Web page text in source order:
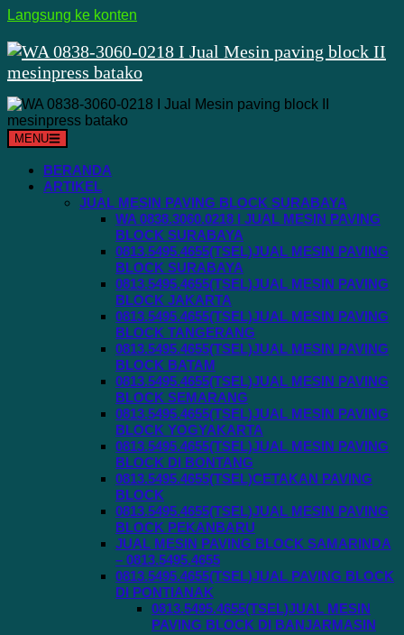
Langsung ke konten
MENU
BERANDA
ARTIKEL
JUAL MESIN PAVING BLOCK SURABAYA
WA 0838.3060.0218 I JUAL MESIN PAVING
BLOCK SURABAYA
0813.5495.4655(TSEL)JUAL MESIN PAVING
BLOCK SURABAYA
0813.5495.4655(TSEL)JUAL MESIN PAVING
BLOCK JAKARTA
0813.5495.4655(TSEL)JUAL MESIN PAVING
BLOCK TANGERANG
0813.5495.4655(TSEL)JUAL MESIN PAVING
BLOCK BATAM
0813.5495.4655(TSEL)JUAL MESIN PAVING
BLOCK SEMARANG
0813.5495.4655(TSEL)JUAL MESIN PAVING
BLOCK YOGYAKARTA
0813.5495.4655(TSEL)JUAL MESIN PAVING
BLOCK DI BONTANG
0813.5495.4655(TSEL)CETAKAN PAVING
BLOCK
0813.5495.4655(TSEL)JUAL MESIN PAVING
BLOCK PEKANBARU
JUAL MESIN PAVING BLOCK SAMARINDA
– 0813.5495.4655
0813.5495.4655(TSEL)JUAL PAVING BLOCK
DI PONTIANAK
0813.5495.4655(TSEL)JUAL MESIN
PAVING BLOCK DI BANJARMASIN